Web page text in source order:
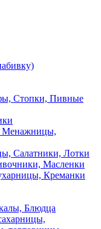
Стопки, Пивные
Менажницы,
Салатники, Лотки
Масленки
Креманки
Блюдца